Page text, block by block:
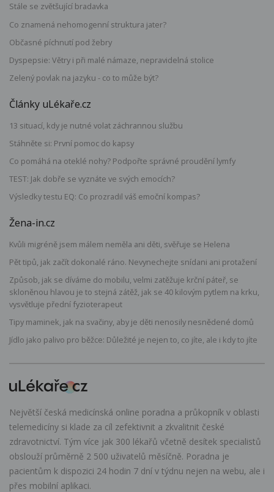
Stále se zvětšující bradavka
Co znamená nehomogenní struktura jater?
Občasné píchnutí pod žebry
Dyspepsie: Větry i při malé námaze, nepravidelná stolice
Zelený povlak na jazyku - co to může být?
Články uLékaře.cz
13 situací, kdy je nutné volat záchrannou službu
Stáhněte si: První pomoc do kapsy
Co pomáhá na oteklé nohy? Podpořte správné proudění lymfy
TEST: Jak dobře se vyznáte ve svých emocích?
Výsledky testu EQ: Co prozradil váš emoční kompas?
Žena-in.cz
Kvůli migréně jsem málem neměla ani děti, svěřuje se Helena
Pět tipů, jak začít dokonalé ráno. Nevynechejte snídani ani protažení
Způsob, jak se díváme do mobilu, velmi zatěžuje krční páteř, se
skloněnou hlavou je to stejná zátěž, jak se 40 kilovým pytlem na krku,
vysvětluje přední fyzioterapeut
Tipy maminek, jak na svačiny, aby je děti nenosily nesnědené domů
Jídlo jako palivo pro běžce: Důležité je nejen to, co jíte, ale i kdy to jíte
Největší česká medicínská online poradna a průkopník v oblasti
telemedicíny si klade za cíl zefektivnit a zkvalitnit české
zdravotnictví. Tým více jak 300 lékařů včetně desítek specialistů
obslouží průměrně 2 500 uživatelů měsíčně. Poradna je
pacientům k dispozici 24 hodin 7 dní v týdnu nejen na webu, ale i
přes mobilní aplikaci.